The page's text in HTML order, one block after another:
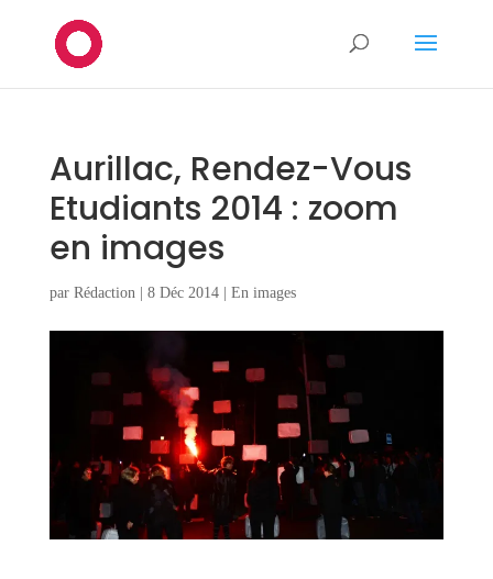
Aurillac, Rendez-Vous
Etudiants 2014 : zoom
en images
par Rédaction| 8 Déc 2014| En images